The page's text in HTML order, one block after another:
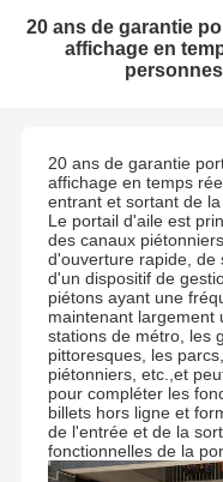
20 ans de garantie
affichage en
20 ans de garantie
affichage en temps
entrant et sortant de
Le portail d'aile est
des canaux
d'ouverture rapide, de
d'un dispositif de
piétons ayant une
maintenant largement
stations de métro, les
pittoresques, les
piétonniers, etc.,et
pour compléter les
billets hors ligne et
de l'entrée et de la
fonctionnelles de la